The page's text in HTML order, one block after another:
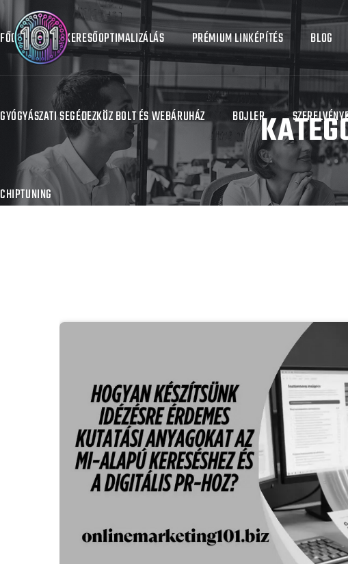
FŐOLDAL KERESŐOPTIMALIZÁLÁS PRÉMIUM LINKÉPÍTÉS BLOG
GYÓGYÁSZATI SEGÉDEZKÖZ BOLT ÉS WEBÁRUHÁZ BOJLER
CHIPTUNING